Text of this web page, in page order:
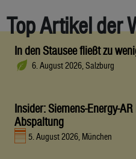
Top Artikel der
In den Stausee fließt zu
6. August 2026, Salzburg
Insider: Siemens-Energy-
Abspaltung
5. August 2026, München